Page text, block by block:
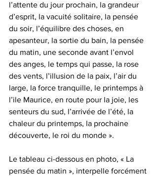
l’attente du jour prochain, la grandeur
d’esprit, la vacuité solitaire, la pensée
du soir, l’équilibre des choses, en
apesanteur, la sortie du bain, la pensée
du matin, une seconde avant l’envol
des anges, le temps qui passe, la rose
des vents, l’illusion de la paix, l’air du
large, la force tranquille, le printemps à
l’ile Maurice, en route pour la joie, les
senteurs du sud, l’arrivée de l’été, la
chaleur du printemps, la prochaine
découverte, le roi du monde ».
Le tableau ci-dessous en photo, « La
pensée du matin », interpelle forcément